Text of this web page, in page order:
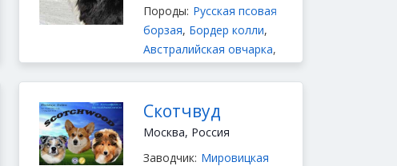
Породы: Русская псовая
борзая, Бордер колли,
Австралийская овчарка,
Скотчвуд
Москва, Россия
Заводчик: Мировицкая